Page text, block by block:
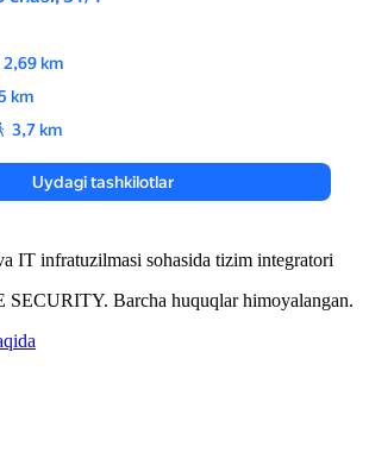
IT infratuzilmasi sohasida tizim integratori
Barcha huquqlar himoyalangan.